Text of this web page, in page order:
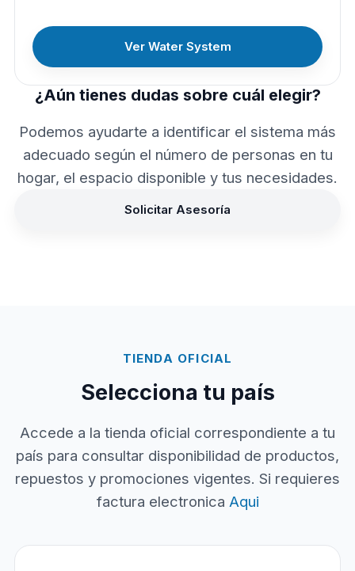
Ver Water System
¿Aún tienes dudas sobre cuál elegir?
Podemos ayudarte a identificar el sistema más
adecuado según el número de personas en tu
hogar, el espacio disponible y tus necesidades.
Solicitar Asesoría
TIENDA OFICIAL
Selecciona tu país
Accede a la tienda oficial correspondiente a tu
país para consultar disponibilidad de productos,
repuestos y promociones vigentes. Si requieres
factura electronica Aqui